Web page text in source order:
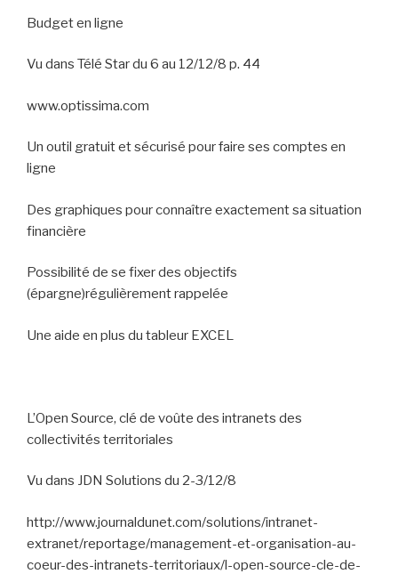
Budget en ligne
Vu dans Télé Star du 6 au 12/12/8 p. 44
www.optissima.com
Un outil gratuit et sécurisé pour faire ses comptes en
ligne
Des graphiques pour connaître exactement sa situation
financière
Possibilité de se fixer des objectifs
(épargne)régulièrement rappelée
Une aide en plus du tableur EXCEL
L’Open Source, clé de voûte des intranets des
collectivités territoriales
Vu dans JDN Solutions du 2-3/12/8
http://www.journaldunet.com/solutions/intranet-
extranet/reportage/management-et-organisation-au-
coeur-des-intranets-territoriaux/l-open-source-cle-de-